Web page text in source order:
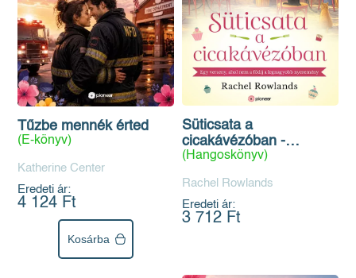
Tűzbe mennék érted
(E-könyv)
Katherine Center
Eredeti ár:
4 124 Ft
Kosárba
Süticsata a
cicakávézóban -
Hangoskönyv
(Hangoskönyv)
Rachel Rowlands
Eredeti ár:
3 712 Ft